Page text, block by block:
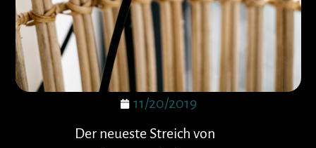
11/20/2019
Der neueste Streich von